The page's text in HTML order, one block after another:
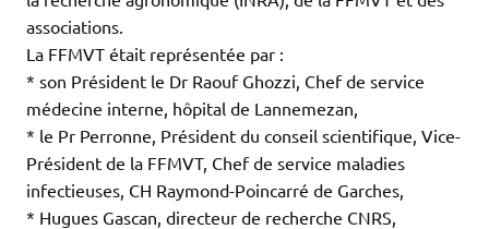
associations.
La FFMVT était représentée par :
* son Président le Dr Raouf Ghozzi, Chef de service
médecine interne, hôpital de Lannemezan,
* le Pr Perronne, Président du conseil scientifique, Vice-
Président de la FFMVT, Chef de service maladies
infectieuses, CH Raymond-Poincarré de Garches,
* Hugues Gascan, directeur de recherche CNRS,